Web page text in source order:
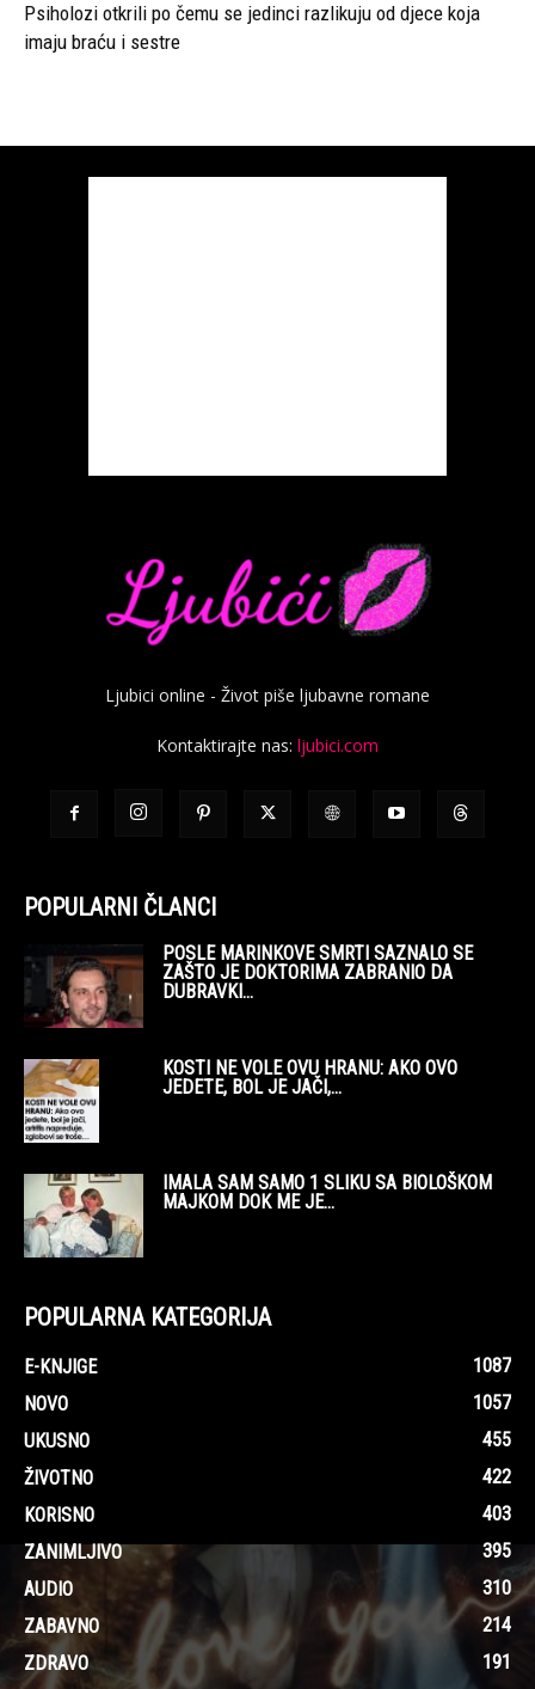
Psiholozi otkrili po čemu se jedinci razlikuju od djece koja
imaju braću i sestre
Ljubici online - Život piše ljubavne romane
Kontaktirajte nas: ljubici.com
POPULARNI ČLANCI
POSLE MARINKOVE SMRTI SAZNALO SE
ZAŠTO JE DOKTORIMA ZABRANIO DA
DUBRAVKI...
KOSTI NE VOLE OVU HRANU: AKO OVO
JEDETE, BOL JE JAČI,...
IMALA SAM SAMO 1 SLIKU SA BIOLOŠKOM
MAJKOM DOK ME JE...
POPULARNA KATEGORIJA
E-KNJIGE
1087
NOVO
1057
UKUSNO
455
ŽIVOTNO
422
KORISNO
403
ZANIMLJIVO
395
AUDIO
310
ZABAVNO
214
ZDRAVO
191